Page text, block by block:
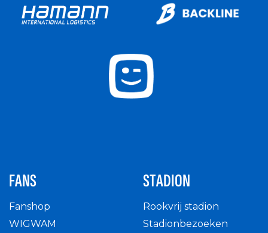
FANS
Fanshop
WIGWAM
STADION
Rookvrij stadion
Stadionbezoeken